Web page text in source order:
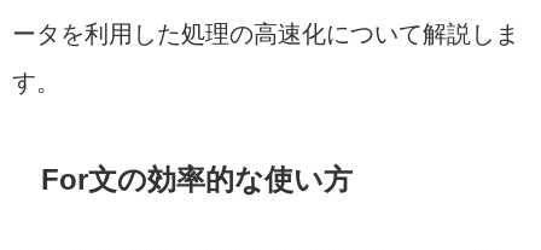
ータを利用した処理の高速化について解説しま
す。
For文の効率的な使い方